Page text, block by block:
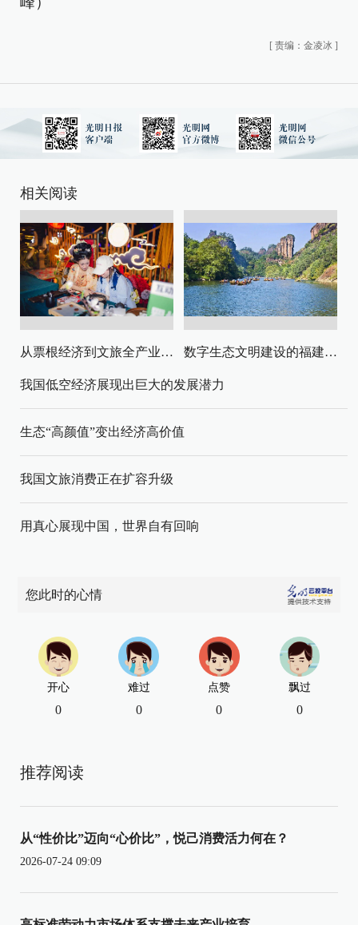
[ 责编：金凌冰 ]
相关阅读
从票根经济到文旅全产业链升级 数字生态文明建设的福建路径与启示
我国低空经济展现出巨大的发展潜力
生态“高颜值”变出经济高价值
我国文旅消费正在扩容升级
用真心展现中国，世界自有回响
您此时的心情
开心
0
难过
0
点赞
0
飘过
0
推荐阅读
从“性价比”迈向“心价比”，悦己消费活力何在？
2026-07-24 09:09